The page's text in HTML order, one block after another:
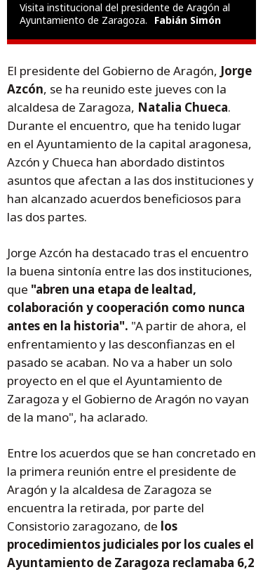
Visita institucional del presidente de Aragón al
Ayuntamiento de Zaragoza.
Fabián Simón
El presidente del Gobierno de Aragón, Jorge
Azcón, se ha reunido este jueves con la
alcaldesa de Zaragoza, Natalia Chueca.
Durante el encuentro, que ha tenido lugar
en el Ayuntamiento de la capital aragonesa,
Azcón y Chueca han abordado distintos
asuntos que afectan a las dos instituciones y
han alcanzado acuerdos beneficiosos para
las dos partes.
Jorge Azcón ha destacado tras el encuentro
la buena sintonía entre las dos instituciones,
que "abren una etapa de lealtad,
colaboración y cooperación como nunca
antes en la historia". "A partir de ahora, el
enfrentamiento y las desconfianzas en el
pasado se acaban. No va a haber un solo
proyecto en el que el Ayuntamiento de
Zaragoza y el Gobierno de Aragón no vayan
de la mano", ha aclarado.
Entre los acuerdos que se han concretado en
la primera reunión entre el presidente de
Aragón y la alcaldesa de Zaragoza se
encuentra la retirada, por parte del
Consistorio zaragozano, de los
procedimientos judiciales por los cuales el
Ayuntamiento de Zaragoza reclamaba 6,2